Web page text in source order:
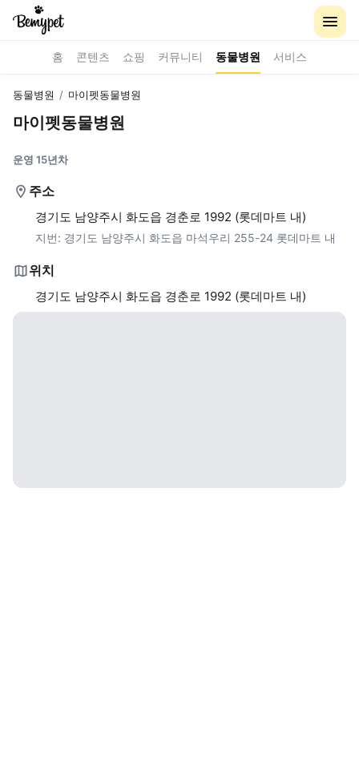
홈 콘텐츠 쇼핑 커뮤니티 동물병원 서비스
동물병원 / 마이펫동물병원
마이펫동물병원
운영 15년차
주소
경기도 남양주시 화도읍 경춘로 1992 (롯데마트 내)
지번: 경기도 남양주시 화도읍 마석우리 255-24 롯데마트 내
위치
경기도 남양주시 화도읍 경춘로 1992 (롯데마트 내)